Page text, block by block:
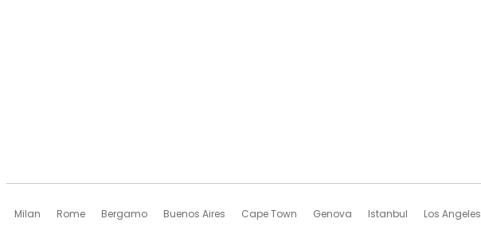
Milan Rome Bergamo Buenos Aires Cape Town Genova Istanbul Los Angeles